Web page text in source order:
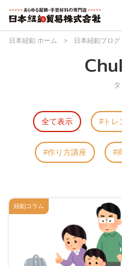
日本紐釦 ホーム > 日本紐釦ブログ
全て表示 トレ
作り方講座
紐釦コラム